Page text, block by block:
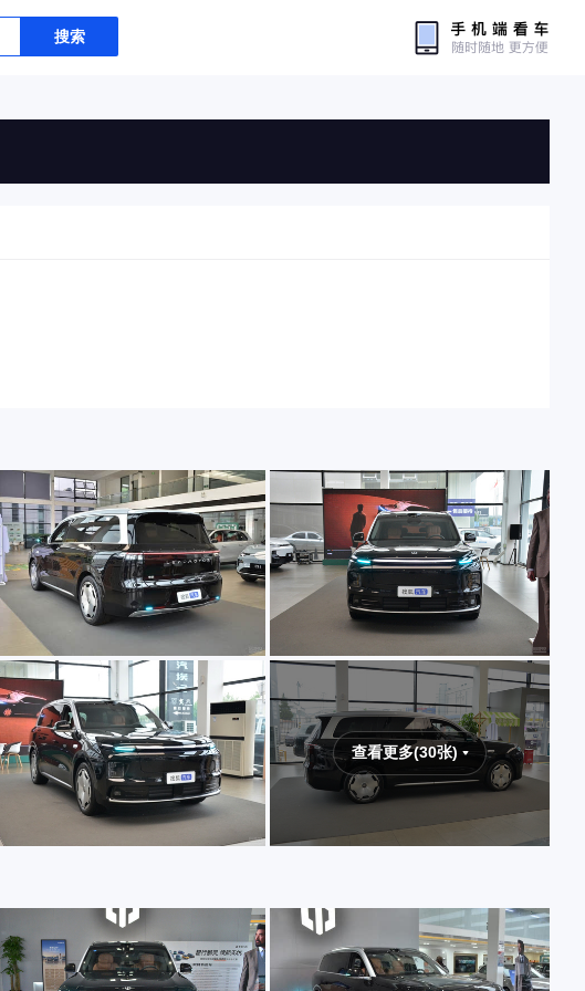
搜索
查看更多(30张)